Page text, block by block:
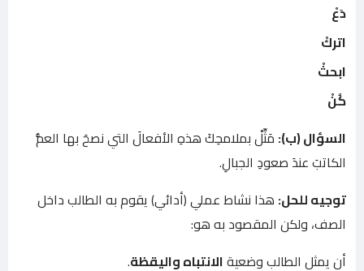
دَعْ
اتركْ
ابحثْ
كُنْ
السؤال (ب): مَثِّلْ بملامحِكَ هذهِ الأفعالَ التي نصحَ بها العمُّ
الكاتبَ عندَ صعودِ الجبالِ.
توجيه للحل: هذا نشاط عملي (أدائي) يقوم به الطالب داخل
الصف، ولكن المقصود به هو:
أن يمثل الطالب وضعيةالانتباه واليقظة.